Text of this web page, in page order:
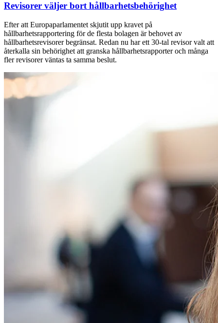
Revisorer väljer bort hållbarhetsbehörighet
Efter att Europaparlamentet skjutit upp kravet på
hållbarhetsrapportering för de flesta bolagen är behovet av
hållbarhetsrevisorer begränsat. Redan nu har ett 30-tal revisor valt att
återkalla sin behörighet att granska hållbarhetsrapporter och många
fler revisorer väntas ta samma beslut.